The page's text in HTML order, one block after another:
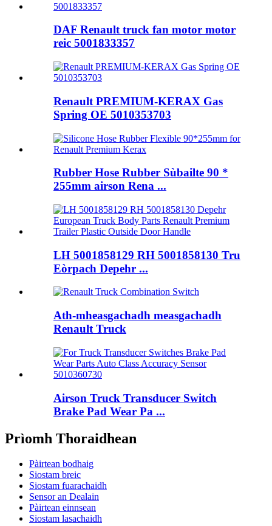
DAF Renault truck fan motor motor
reic 5001833357
Renault PREMIUM-KERAX Gas
Spring OE 5010353703
Rubber Hose Rubber Sùbailte 90 *
255mm airson Rena ...
LH 5001858129 RH 5001858130 Tru
Eòrpach Depehr ...
Ath-mheasgachadh measgachadh
Renault Truck
Airson Truck Transducer Switch
Brake Pad Wear Pa ...
Prìomh Thoraidhean
Pàirtean bodhaig
Siostam breic
Siostam fuarachaidh
Sensor an Dealain
Pàirtean einnsean
Siostam lasachaidh